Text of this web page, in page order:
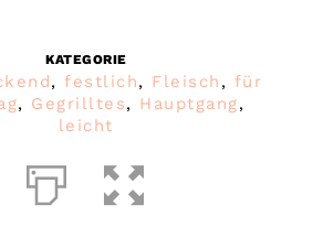
KATEGORIE
,festlich, Fleisch , für
, Gegrilltes, Hauptgang,
leicht